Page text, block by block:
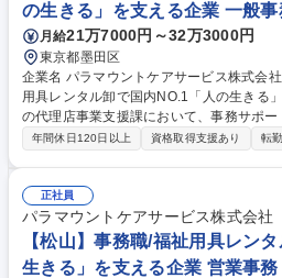
の生きる」を支える企業 一般事
月給21万7000円～32万3000円
東京都墨田区
企業名 パラマウントケアサービス株式会社 求人名 【東京本社】事務/福
用具レンタル卸で国内NO.1「人の生きる」を支える企
の代理店事業支援課において、事務サポート
体的には】 ■納期調整 ■注文書発行 ■出荷
用具レンタル卸で国内NO.1「人の生きる」
年間休日120日以上 資格取得支援あり 転
正社員
パラマウントケアサービス株式会社
【松山】事務職/福祉用具レン
生きる」を支える企業 営業事務